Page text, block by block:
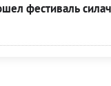
фестиваль